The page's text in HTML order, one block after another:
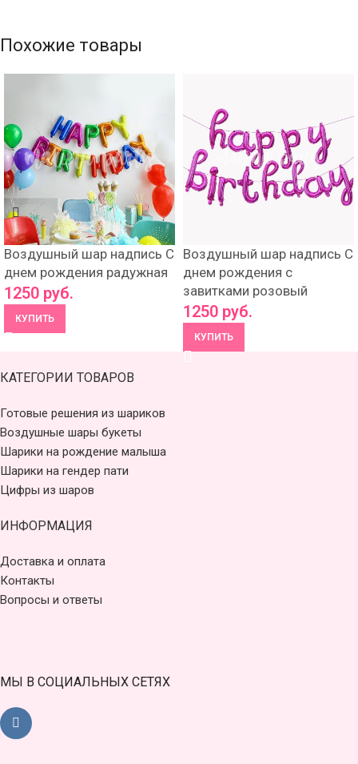
Похожие товары
Воздушный шар надпись С
днем рождения радужная
1250 руб.
КУПИТЬ
Воздушный шар надпись С
днем рождения с
завитками розовый
1250 руб.
КУПИТЬ
КАТЕГОРИИ ТОВАРОВ
Готовые решения из шариков
Воздушные шары букеты
Шарики на рождение малыша
Шарики на гендер пати
Цифры из шаров
ИНФОРМАЦИЯ
Доставка и оплата
Контакты
Вопросы и ответы
МЫ В СОЦИАЛЬНЫХ СЕТЯХ